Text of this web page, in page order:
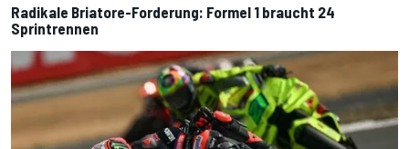
Radikale Briatore-Forderung: Formel 1 braucht 24
Sprintrennen